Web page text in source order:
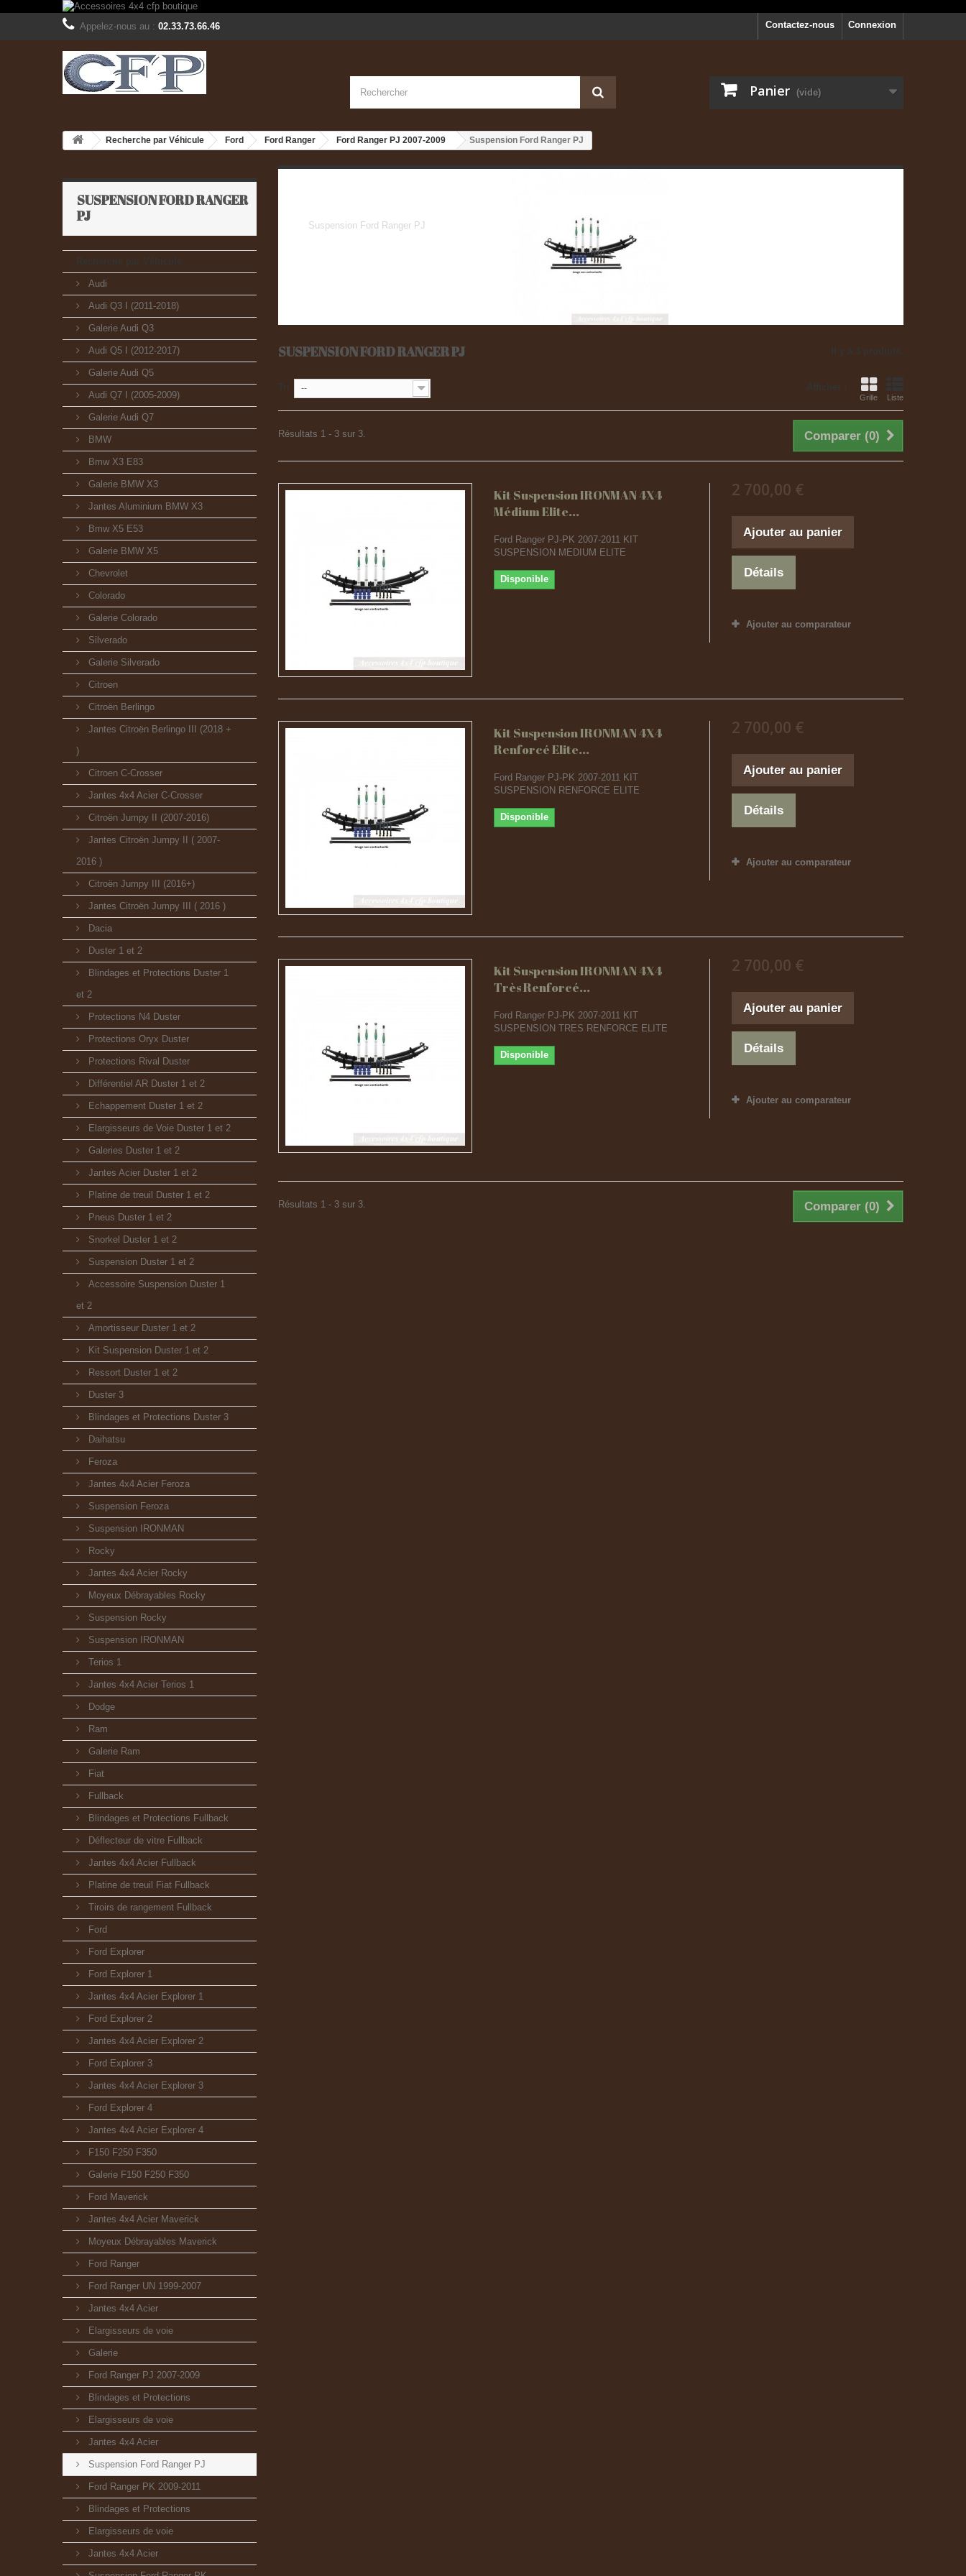
Connexion
Contactez-nous
Appelez-nous au : 02.33.73.66.46
Panier (vide)
Recherche par Véhicule Ford Ford Ranger Ford Ranger PJ 2007-2009 Suspension Ford Ranger PJ
SUSPENSION FORD RANGER
PJ
Recherche par Véhicule
Audi
Audi Q3 I (2011-2018)
Galerie Audi Q3
Audi Q5 I (2012-2017)
Galerie Audi Q5
Audi Q7 I (2005-2009)
Galerie Audi Q7
BMW
Bmw X3 E83
Galerie BMW X3
Jantes Aluminium BMW X3
Bmw X5 E53
Galerie BMW X5
Chevrolet
Colorado
Galerie Colorado
Silverado
Galerie Silverado
Citroen
Citroën Berlingo
Jantes Citroën Berlingo III (2018 +
)
Citroen C-Crosser
Jantes 4x4 Acier C-Crosser
Citroën Jumpy II (2007-2016)
Jantes Citroën Jumpy II ( 2007-
2016 )
Citroën Jumpy III (2016+)
Jantes Citroën Jumpy III ( 2016 )
Dacia
Duster 1 et 2
Blindages et Protections Duster 1
et 2
Protections N4 Duster
Protections Oryx Duster
Protections Rival Duster
Différentiel AR Duster 1 et 2
Echappement Duster 1 et 2
Elargisseurs de Voie Duster 1 et 2
Galeries Duster 1 et 2
Jantes Acier Duster 1 et 2
Platine de treuil Duster 1 et 2
Pneus Duster 1 et 2
Snorkel Duster 1 et 2
Suspension Duster 1 et 2
Accessoire Suspension Duster 1
et 2
Amortisseur Duster 1 et 2
Kit Suspension Duster 1 et 2
Ressort Duster 1 et 2
Duster 3
Blindages et Protections Duster 3
Daihatsu
Feroza
Jantes 4x4 Acier Feroza
Suspension Feroza
Suspension IRONMAN
Rocky
Jantes 4x4 Acier Rocky
Moyeux Débrayables Rocky
Suspension Rocky
Suspension IRONMAN
Terios 1
Jantes 4x4 Acier Terios 1
Dodge
Ram
Galerie Ram
Fiat
Fullback
Blindages et Protections Fullback
Déflecteur de vitre Fullback
Jantes 4x4 Acier Fullback
Platine de treuil Fiat Fullback
Tiroirs de rangement Fullback
Ford
Ford Explorer
Ford Explorer 1
Jantes 4x4 Acier Explorer 1
Ford Explorer 2
Jantes 4x4 Acier Explorer 2
Ford Explorer 3
Jantes 4x4 Acier Explorer 3
Ford Explorer 4
Jantes 4x4 Acier Explorer 4
F150 F250 F350
Galerie F150 F250 F350
Ford Maverick
Jantes 4x4 Acier Maverick
Moyeux Débrayables Maverick
Ford Ranger
Ford Ranger UN 1999-2007
Jantes 4x4 Acier
Elargisseurs de voie
Galerie
Ford Ranger PJ 2007-2009
Blindages et Protections
Elargisseurs de voie
Jantes 4x4 Acier
Suspension Ford Ranger PJ
Ford Ranger PK 2009-2011
Blindages et Protections
Elargisseurs de voie
Jantes 4x4 Acier
Suspension Ford Ranger PJ
SUSPENSION FORD RANGER PJ
Afficher :
Grille Liste
--
Comparer (0)
Résultats 1 - 3 sur 3.
Kit Suspension IRONMAN 4X4
Médium Elite...
Ford Ranger PJ-PK 2007-2011 KIT
SUSPENSION MEDIUM ELITE
Disponible
2 700,00 €
Ajouter au panier
Détails
Ajouter au comparateur
Kit Suspension IRONMAN 4X4
Renforcé Elite...
Ford Ranger PJ-PK 2007-2011 KIT
SUSPENSION RENFORCE ELITE
Disponible
2 700,00 €
Ajouter au panier
Détails
Ajouter au comparateur
Kit Suspension IRONMAN 4X4
Très Renforcé...
Ford Ranger PJ-PK 2007-2011 KIT
SUSPENSION TRES RENFORCE ELITE
Disponible
2 700,00 €
Ajouter au panier
Détails
Ajouter au comparateur
Comparer (0)
Résultats 1 - 3 sur 3.